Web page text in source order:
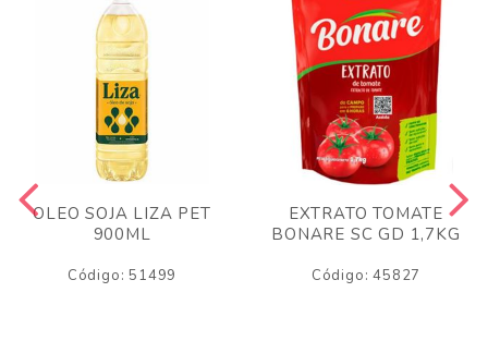
OLEO SOJA LIZA PET
900ML
Código: 51499
EXTRATO TOMATE
BONARE SC GD 1,7KG
Código: 45827